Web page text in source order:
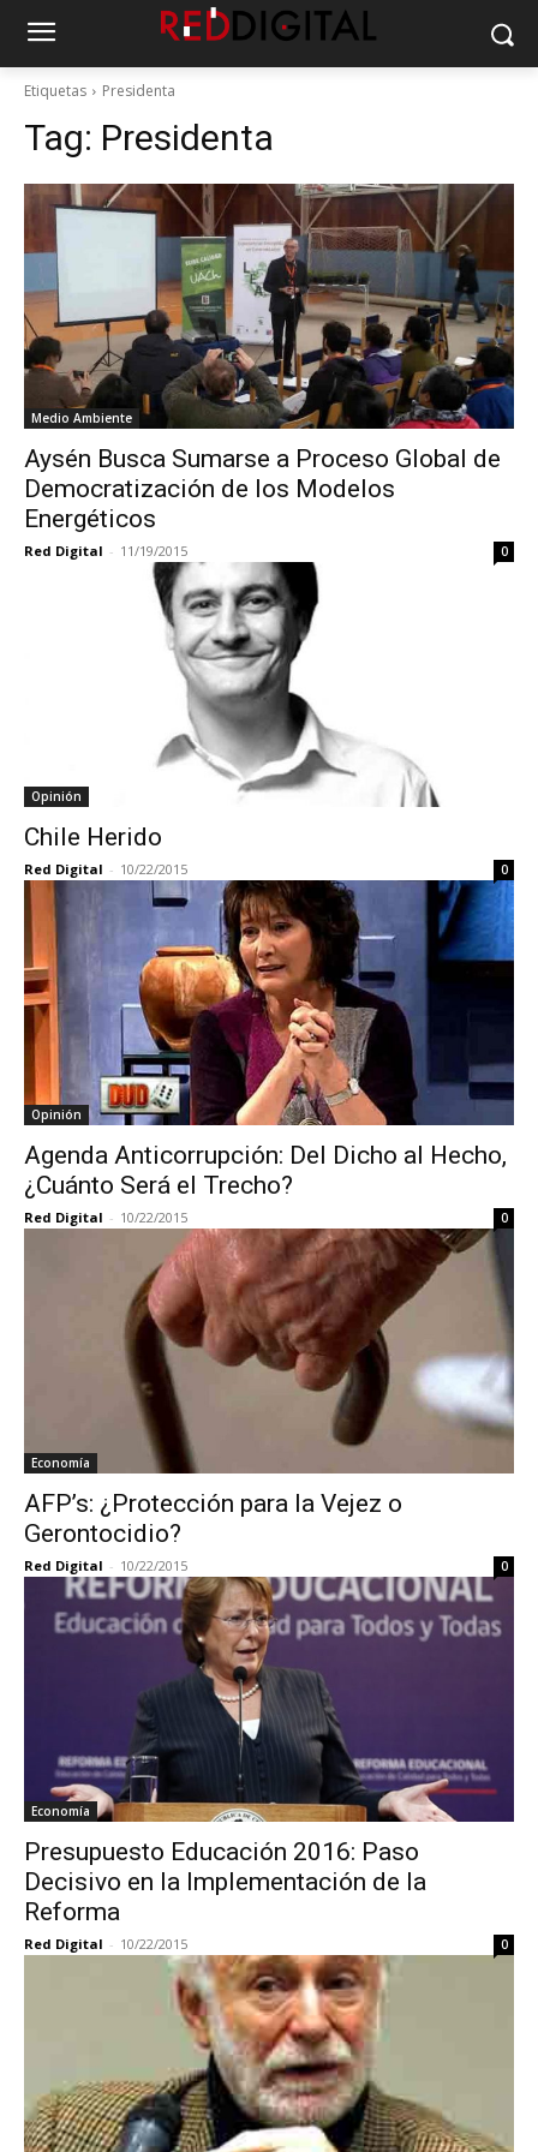
Etiquetas Presidenta
Tag: Presidenta
Medio Ambiente
Aysén Busca Sumarse a Proceso Global de
Democratización de los Modelos
Energéticos
Red Digital - 11/19/2015 0
Opinión
Chile Herido
Red Digital - 10/22/2015 0
Opinión
Agenda Anticorrupción: Del Dicho al Hecho,
¿Cuánto Será el Trecho?
Red Digital - 10/22/2015 0
Economía
AFP’s: ¿Protección para la Vejez o
Gerontocidio?
Red Digital - 10/22/2015 0
Economía
Presupuesto Educación 2016: Paso
Decisivo en la Implementación de la
Reforma
Red Digital - 10/22/2015 0